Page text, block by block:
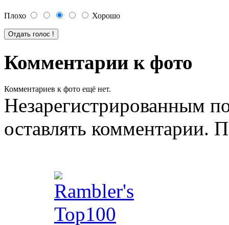
Плохо Хорошо
Комментарии к фото
Комментариев к фото ещё нет.
Незарегистрированным
оставлять комментарии.